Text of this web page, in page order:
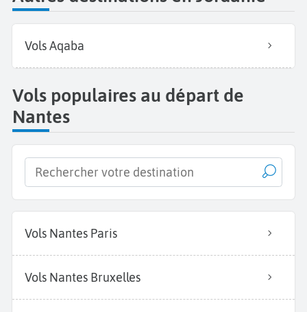
Vols Aqaba
Vols populaires au départ de
Nantes
Vols Nantes Paris
Vols Nantes Bruxelles